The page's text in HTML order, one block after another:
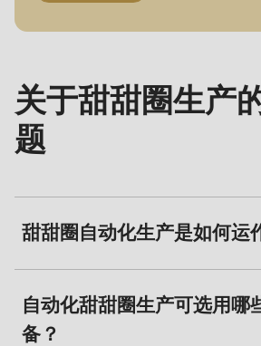
关于甜甜圈生产
题
甜甜圈自动化生产是如何运
使用瑞士龙都面团设备进行甜甜圈的
产，必将让您受益于我们的“Dough-
和技术。我们意识到，除了传统的甜
自动化甜甜圈生产可选用哪
备？